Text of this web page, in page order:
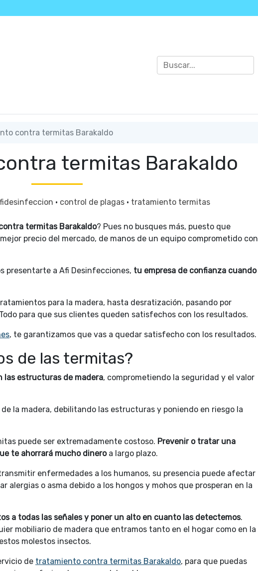
contra termitas Barakaldo
termitas Barakaldo
· control de plagas · tratamiento termitas
termitas Barakaldo? Pues no busques más, puesto que
precio del mercado, de manos de un equipo comprometido con
presentarte a Afi Desinfecciones, tu empresa de confianza cuando
para la madera, hasta desratización, pasando por
para que sus clientes queden satisfechos con los resultados.
, te garantizamos que vas a quedar satisfecho con los resultados.
de las termitas?
las estructuras de madera, comprometiendo la seguridad y el valor
la madera, debilitando las estructuras y poniendo en riesgo la
puede ser extremadamente costoso. Prevenir o tratar una
te ahorrará mucho dineroa largo plazo.
enfermedades a los humanos, su presencia puede afectar
alergias o asma debido a los hongos y mohos que prosperan en la
a todas las señales y poner un alto en cuanto las detectemos.
mobiliario de madera que entramos tanto en el hogar como en la
molestos insectos.
de tratamiento contra termitas Barakaldo, para que puedas